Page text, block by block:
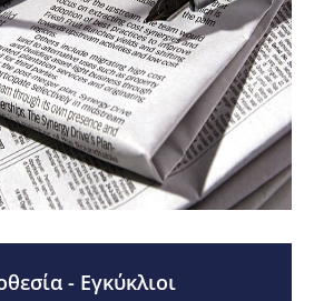
- Εγκύκλιοι